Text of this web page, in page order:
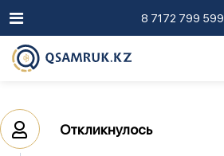
8 7172 799 599
Откликнулось